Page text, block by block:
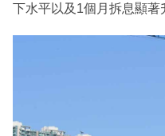
下水平以及1個月拆息顯著